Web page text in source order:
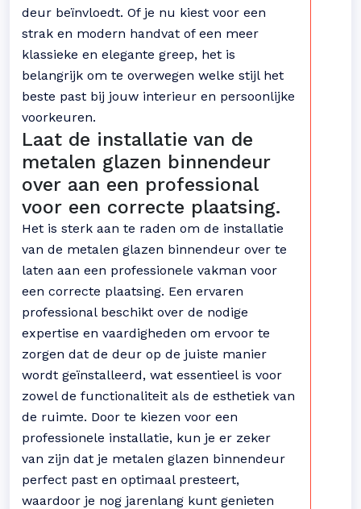
deur beïnvloedt. Of je nu kiest voor een
strak en modern handvat of een meer
klassieke en elegante greep, het is
belangrijk om te overwegen welke stijl het
beste past bij jouw interieur en persoonlijke
voorkeuren.
Laat de installatie van de
metalen glazen binnendeur
over aan een professional
voor een correcte plaatsing.
Het is sterk aan te raden om de installatie
van de metalen glazen binnendeur over te
laten aan een professionele vakman voor
een correcte plaatsing. Een ervaren
professional beschikt over de nodige
expertise en vaardigheden om ervoor te
zorgen dat de deur op de juiste manier
wordt geïnstalleerd, wat essentieel is voor
zowel de functionaliteit als de esthetiek van
de ruimte. Door te kiezen voor een
professionele installatie, kun je er zeker
van zijn dat je metalen glazen binnendeur
perfect past en optimaal presteert,
waardoor je nog jarenlang kunt genieten